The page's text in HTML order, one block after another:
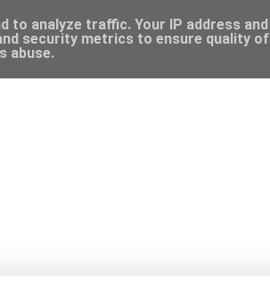
to analyze traffic. Your IP address and
security metrics to ensure quality of
abuse.